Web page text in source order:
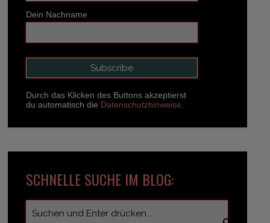
Dein Nachname
Durch das Klicken des Buttons akzeptierst
du automatisch die Datenschutzhinweise.
SCHNELLE SUCHE IM BLOG: